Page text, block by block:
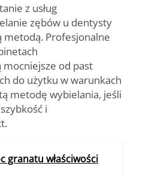
z usług
zębów u dentysty
metodą. Profesjonalne
od past
do użytku w warunkach
metodę wybielania, jeśli
i
granatu właściwości